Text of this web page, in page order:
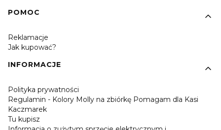
POMOC
Reklamacje
Jak kupować?
INFORMACJE
Polityka prywatności
Regulamin - Kolory Molly na zbiórkę Pomagam dla Kasi
Kaczmarek
Tu kupisz